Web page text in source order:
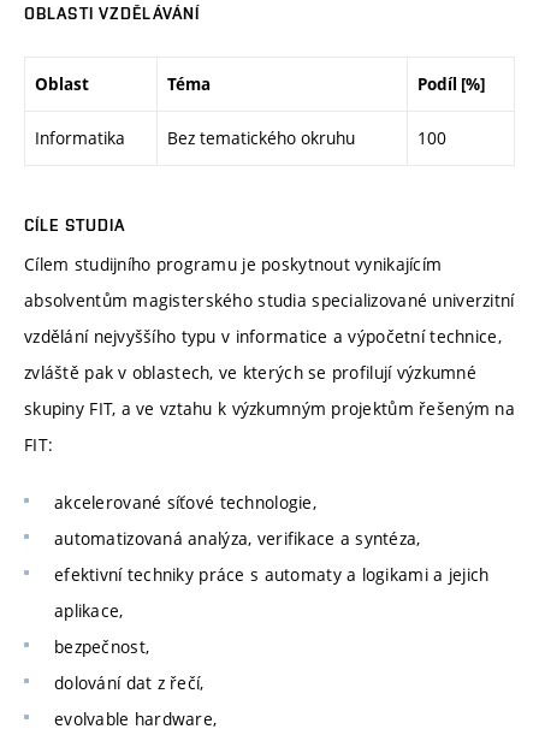
OBLASTI VZDĚLÁVÁNÍ
Oblast Téma Podíl [%]
Informatika Bez tematického okruhu 100
CÍLE STUDIA
Cílem studijního programu je poskytnout vynikajícím
absolventům magisterského studia specializované univerzitní
vzdělání nejvyššího typu v informatice a výpočetní technice,
zvláště pak v oblastech, ve kterých se profilují výzkumné
skupiny FIT, a ve vztahu k výzkumným projektům řešeným na
FIT:
akcelerované síťové technologie,
automatizovaná analýza, verifikace a syntéza,
efektivní techniky práce s automaty a logikami a jejich
aplikace,
bezpečnost,
dolování dat z řečí,
evolvable hardware,